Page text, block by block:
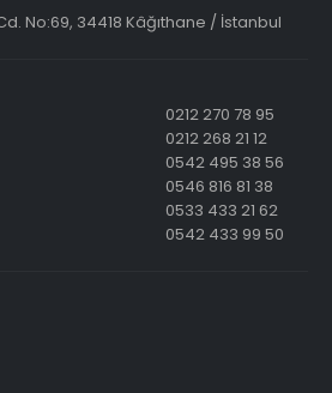
No:69, 34418 Kâğıthane / İstanbul
0212 270 78 95
0212 268 21 12
0542 495 38 56
0546 816 81 38
0533 433 21 62
0542 433 99 50